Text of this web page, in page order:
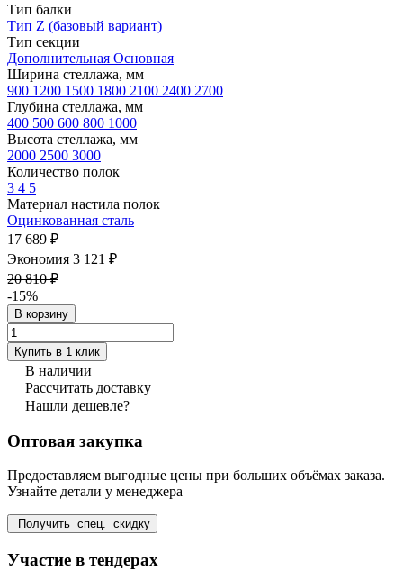
Тип балки
Тип Z (базовый вариант)
Тип секции
Дополнительная Основная
Ширина стеллажа, мм
900 1200 1500 1800 2100 2400 2700
Глубина стеллажа, мм
400 500 600 800 1000
Высота стеллажа, мм
2000 2500 3000
Количество полок
3 4 5
Материал настила полок
Оцинкованная сталь
17 689 ₽
Экономия 3 121 ₽
20 810 ₽
-15%
В корзину
Купить в 1 клик
В наличии
Рассчитать доставку
Нашли дешевле?
Оптовая закупка
Предоставляем выгодные цены при больших объёмах заказа.
Узнайте детали у менеджера
Получить спец. скидку
Участие в тендерах